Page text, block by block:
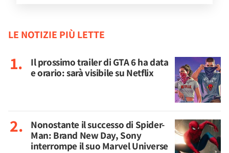
LE NOTIZIE PIÙ LETTE
Il prossimo trailer di GTA 6 ha data
e orario: sarà visibile su Netflix
Nonostante il successo di Spider-
Man: Brand New Day, Sony
interrompe il suo Marvel Universe